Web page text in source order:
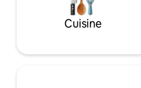
Cuisine